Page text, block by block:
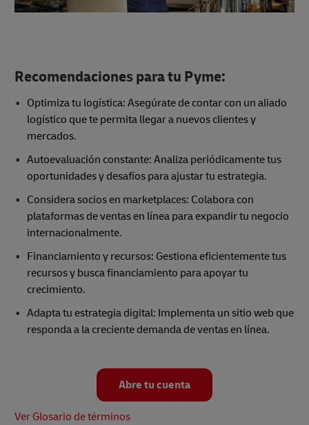
Recomendaciones para tu Pyme:
Optimiza tu logística: Asegúrate de contar con un aliado
logístico que te permita llegar a nuevos clientes y
mercados.
Autoevaluación constante: Analiza periódicamente tus
oportunidades y desafíos para ajustar tu estrategia.
Considera socios en marketplaces: Colabora con
plataformas de ventas en línea para expandir tu negocio
internacionalmente.
Financiamiento y recursos: Gestiona eficientemente tus
recursos y busca financiamiento para apoyar tu
crecimiento.
Adapta tu estrategia digital: Implementa un sitio web que
responda a la creciente demanda de ventas en línea.
Abre tu cuenta
Ver Glosario de términos